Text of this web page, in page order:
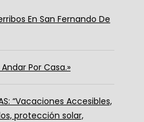
En San Fernando De
Andar Por Casa.»
“Vacaciones Accesibles,
protección solar,